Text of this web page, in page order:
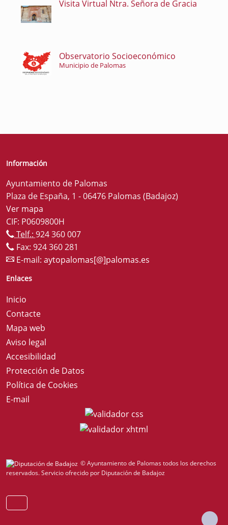
Visita Virtual Ntra. Señora de Gracia
Observatorio Socioeconómico
Municipio de Palomas
Información
Ayuntamiento de Palomas
Plaza de España, 1 - 06476 Palomas (Badajoz)
Ver mapa
CIF: P0609800H
Telf.: 924 360 007
Fax: 924 360 281
E-mail: aytopalomas[@]palomas.es
Enlaces
Inicio
Contacte
Mapa web
Aviso legal
Accesibilidad
Protección de Datos
Política de Cookies
E-mail
© Ayuntamiento de Palomas todos los derechos
reservados.Servicio ofrecido por Diputación de Badajoz